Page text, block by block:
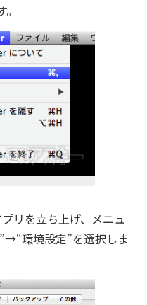
リを立ち上げ、メニュ
環境設定”を選択しま